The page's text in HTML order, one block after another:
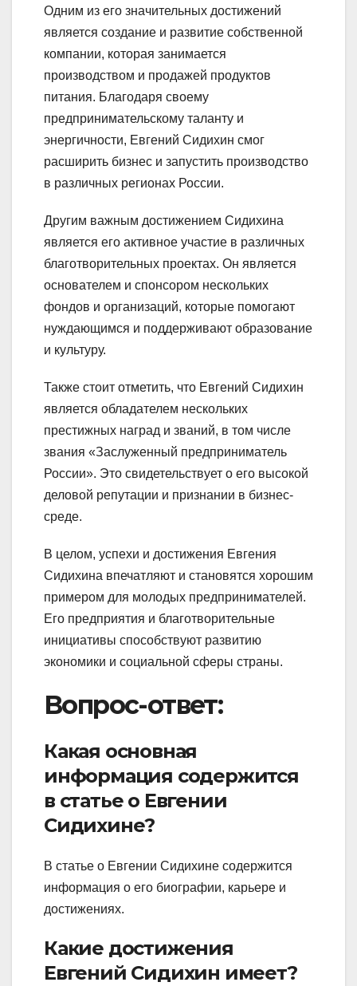
Одним из его значительных достижений
является создание и развитие собственной
компании, которая занимается
производством и продажей продуктов
питания. Благодаря своему
предпринимательскому таланту и
энергичности, Евгений Сидихин смог
расширить бизнес и запустить производство
в различных регионах России.
Другим важным достижением Сидихина
является его активное участие в различных
благотворительных проектах. Он является
основателем и спонсором нескольких
фондов и организаций, которые помогают
нуждающимся и поддерживают образование
и культуру.
Также стоит отметить, что Евгений Сидихин
является обладателем нескольких
престижных наград и званий, в том числе
звания «Заслуженный предприниматель
России». Это свидетельствует о его высокой
деловой репутации и признании в бизнес-
среде.
В целом, успехи и достижения Евгения
Сидихина впечатляют и становятся хорошим
примером для молодых предпринимателей.
Его предприятия и благотворительные
инициативы способствуют развитию
экономики и социальной сферы страны.
Вопрос-ответ:
Какая основная
информация содержится
в статье о Евгении
Сидихине?
В статье о Евгении Сидихине содержится
информация о его биографии, карьере и
достижениях.
Какие достижения
Евгений Сидихин имеет?